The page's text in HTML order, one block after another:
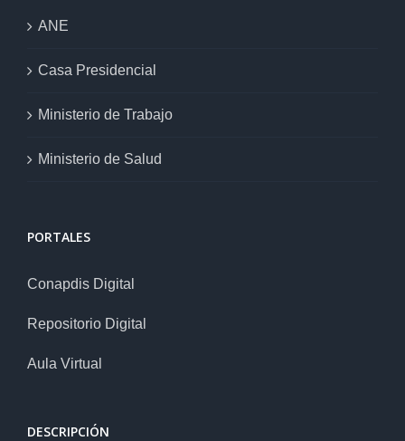
ANE
Casa Presidencial
Ministerio de Trabajo
Ministerio de Salud
PORTALES
Conapdis Digital
Repositorio Digital
Aula Virtual
DESCRIPCIÓN